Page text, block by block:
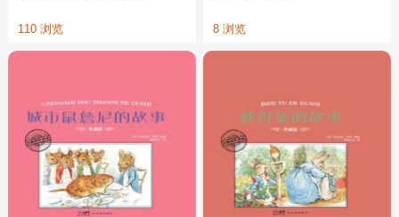
110 浏览 8 浏览